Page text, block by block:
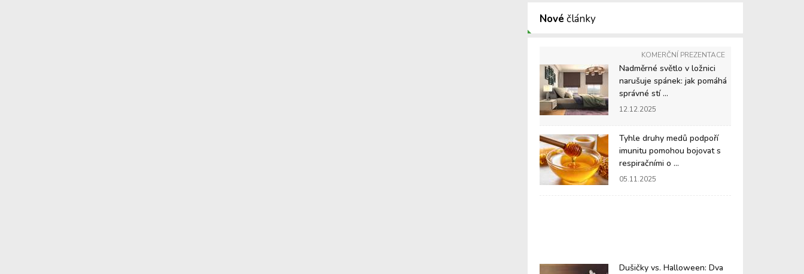
Nové články
KOMERČNÍ PREZENTACE
Nadměrné světlo v ložnici
narušuje spánek: jak pomáhá
správné stí ...
12.12.2025
Tyhle druhy medů podpoří
imunitu pomohou bojovat s
respiračními o ...
05.11.2025
Dušičky vs. Halloween: Dva